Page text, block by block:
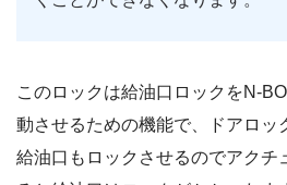
このロックは給油口ロックをN-
動させるための機能で、ドアロッ
給油口もロックさせるのでアクチ